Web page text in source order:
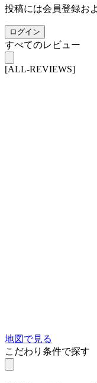
投稿には会員登録お
ログイン
すべてのレビュー
[ALL-REVIEWS]
地図で見る
こだわり条件で探す